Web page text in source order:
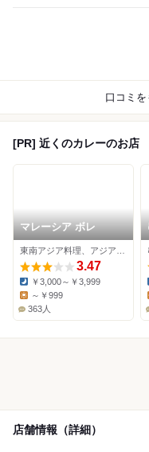
口コミを
[PR] 近くのカレーのお店
マレーシア ボレ
3.47
Dinner:
￥3,000～￥3,999
～￥999
363人
店舗情報（詳細）